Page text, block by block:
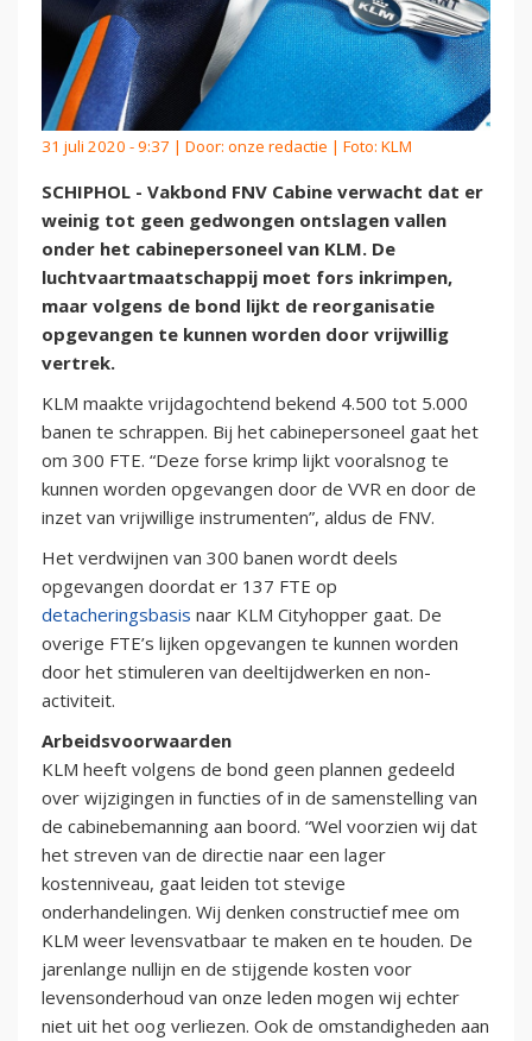
31 juli 2020 - 9:37 | Door: onze redactie | Foto: KLM
SCHIPHOL - Vakbond FNV Cabine verwacht dat er
weinig tot geen gedwongen ontslagen vallen
onder het cabinepersoneel van KLM. De
luchtvaartmaatschappij moet fors inkrimpen,
maar volgens de bond lijkt de reorganisatie
opgevangen te kunnen worden door vrijwillig
vertrek.
KLM maakte vrijdagochtend bekend 4.500 tot 5.000
banen te schrappen. Bij het cabinepersoneel gaat het
om 300 FTE. “Deze forse krimp lijkt vooralsnog te
kunnen worden opgevangen door de VVR en door de
inzet van vrijwillige instrumenten”, aldus de FNV.
Het verdwijnen van 300 banen wordt deels
opgevangen doordat er 137 FTE op
detacheringsbasis naar KLM Cityhopper gaat. De
overige FTE’s lijken opgevangen te kunnen worden
door het stimuleren van deeltijdwerken en non-
activiteit.
Arbeidsvoorwaarden
KLM heeft volgens de bond geen plannen gedeeld
over wijzigingen in functies of in de samenstelling van
de cabinebemanning aan boord. “Wel voorzien wij dat
het streven van de directie naar een lager
kostenniveau, gaat leiden tot stevige
onderhandelingen. Wij denken constructief mee om
KLM weer levensvatbaar te maken en te houden. De
jarenlange nullijn en de stijgende kosten voor
levensonderhoud van onze leden mogen wij echter
niet uit het oog verliezen. Ook de omstandigheden aan